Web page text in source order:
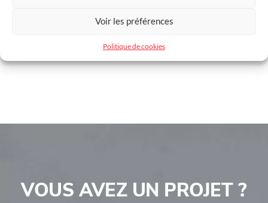
Voir les préférences
Politique de cookies
Largeur max coulissant 6000 mm
Hauteur max coulissant 2250 mm
VOUS AVEZ UN PROJET ?